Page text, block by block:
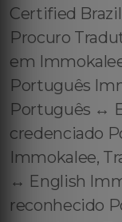
Certified
Procuro
em
Português
Português ↔️
credenciado
Immokalee,
↔️ English
reconhecido